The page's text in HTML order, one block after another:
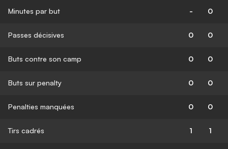
Minutes par but - 0
Passes décisives 0 0
Buts contre son camp 0 0
Buts sur penalty 0 0
Penalties manquées 0 0
Tirs cadrés 1 1